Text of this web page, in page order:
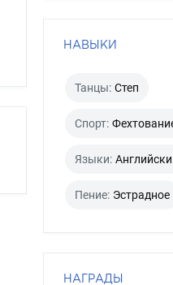
НАВЫКИ
Танцы: Степ
Спорт:
Языки:
Пение: Эстрадное
НАГРАДЫ